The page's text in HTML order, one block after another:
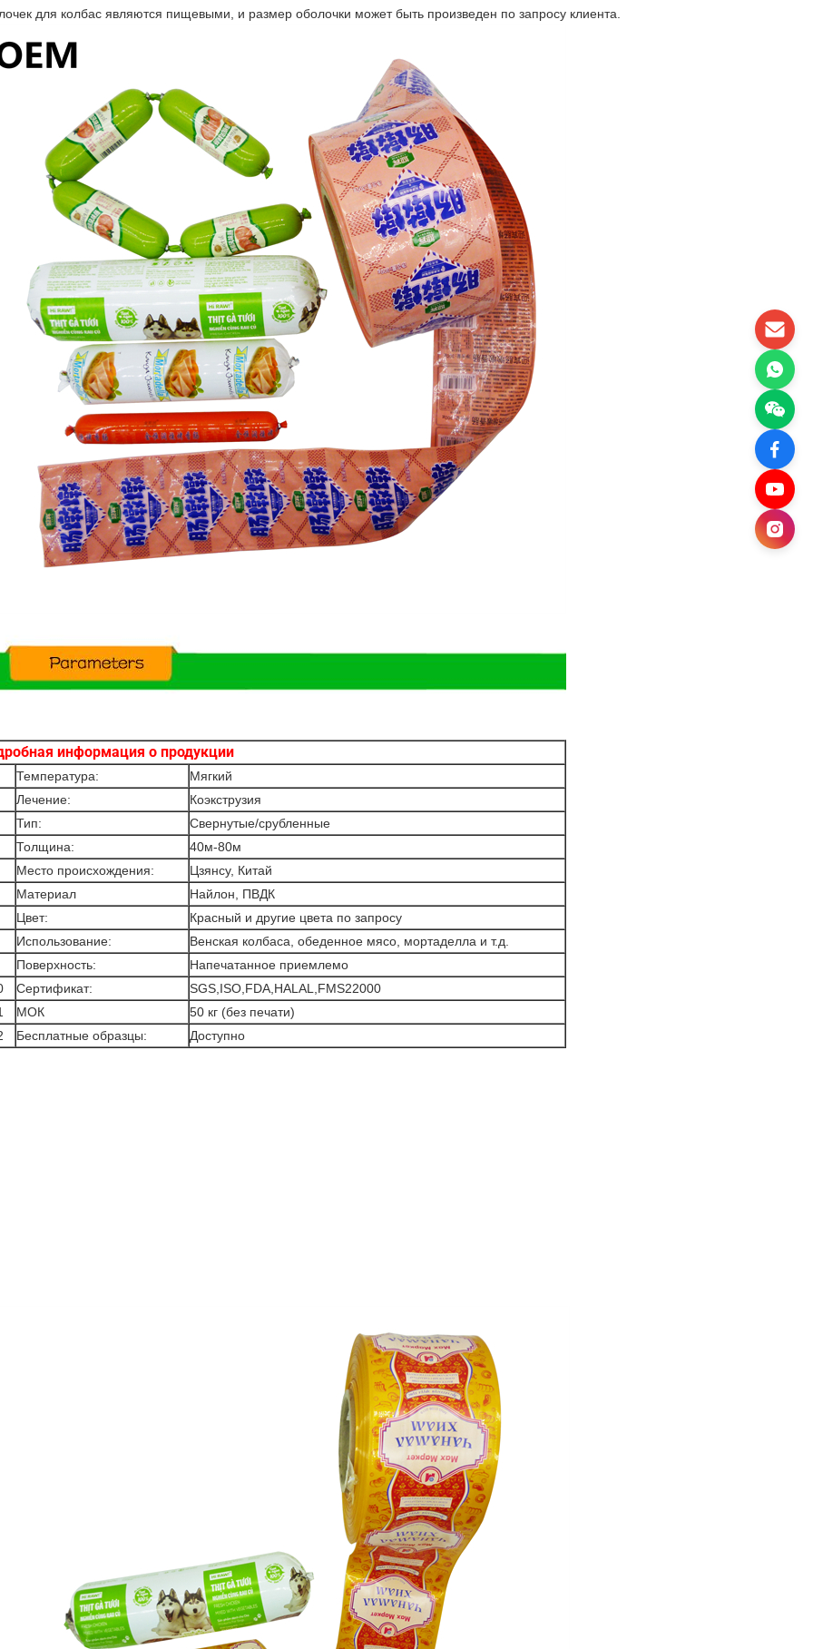
для колбас являются пищевыми, и размер оболочки может быть произведен по запросу клиента.
информация о продукции
Температура:
Мягкий
Лечение:
Коэкструзия
Тип:
Свернутые/срубленные
Толщина:
40м-80м
Место происхождения:
Цзянсу, Китай
Материал
Найлон, ПВДК
Цвет:
Красный и другие цвета по запросу
Использование:
Венская колбаса, обеденное мясо, мортаделла и т.д.
Поверхность:
Напечатанное приемлемо
Сертификат:
SGS,ISO,FDA,HALAL,FMS22000
МОК
50 кг (без печати)
Бесплатные образцы: Доступно